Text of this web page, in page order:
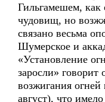
Гильгамешем, как
чудовищ, но
связано весьма
Шумерское и
«Установление
заросли» говорит
возжигания
август), что